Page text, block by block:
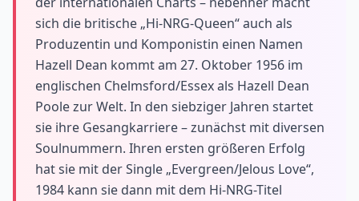
sich die britische „Hi-NRG-Queen“ auch als
Produzentin und Komponistin einen Namen
Hazell Dean kommt am 27. Oktober 1956 im
englischen Chelmsford/Essex als Hazell Dean
Poole zur Welt. In den siebziger Jahren startet
sie ihre Gesangkarriere – zunächst mit diversen
Soulnummern. Ihren ersten größeren Erfolg
hat sie mit der Single „Evergreen/Jelous Love“,
1984 kann sie dann mit dem Hi-NRG-Titel